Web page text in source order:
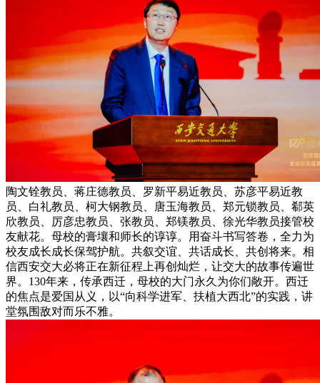
陶文铨教员、蒋庄德教员、罗新平易近教员、苏彦平易近教
员、白礼教员、柯大钢教员、唐玉海教员、郑元锁教员、郗英
欣教员、厉彦忠教员、张教员、郑镁教员、徐光华教员接管校
友献花。母校的膏壤和师长的谆谆。用奋斗书写答卷，全力为
校友成长成长保驾护航。共叙交谊、共话成长、共创将来。相
信西安交大必将正在新征程上再创灿烂，让交大的故事传遍世
界。130年来，传承西迁，母校的大门永久为你们敞开。西迁
的焦点是爱国从义，以“向科学进军、扶植大西北”的实践，讲
堂氛围敌对而乐不雅。